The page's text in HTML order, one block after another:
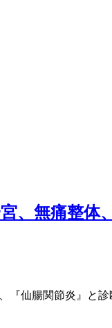
、無痛整体
仙腸関節炎』と